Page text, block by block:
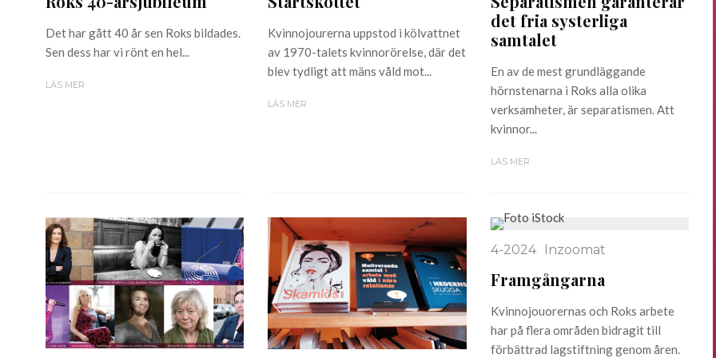
Det har gått 40 år sen Roks bildades.
Sen dess har vi rönt en hel...
LÄS MER
Kvinnojourerna uppstod i kölvattnet
av 1970-talets kvinnorörelse, där det
blev tydligt att mäns våld mot...
LÄS MER
det fria systerliga
samtalet
En av de mest grundläggande
hörnstenarna i Roks alla olika
verksamheter, är separatismen. Att
kvinnor...
LÄS MER
4-2024 Inzoomat
Framgångarna
Kvinnojouorernas och Roks arbete
har på flera områden bidragit till
förbättrad lagstiftning genom åren.